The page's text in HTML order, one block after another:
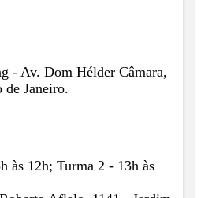
- Av. Dom Hélder Câmara,
de Janeiro.
às 12h; Turma 2 - 13h às